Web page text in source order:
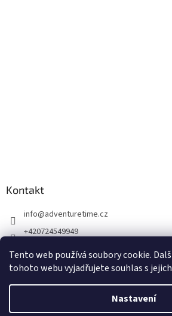
Tento web používá soubory cookie.
tohoto webu vyjadřujete souhlas s
Nastavení
Kontakt
info@adventuretime.cz
+420724549949
+420606618099
Vytvořil Shoptet